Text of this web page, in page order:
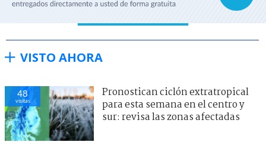
VISTO AHORA
48
visitas
Pronostican ciclón extratropical
para esta semana en el centro y
sur: revisa las zonas afectadas